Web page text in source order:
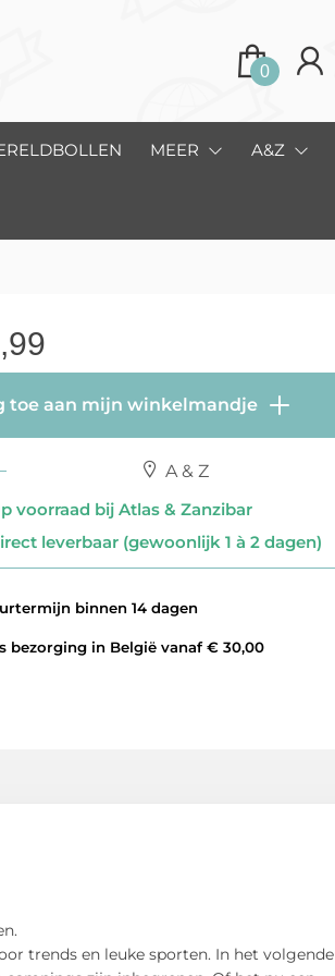
0
MEER A&Z
toe aan mijn winkelmandje
A & Z
voorraad bij Atlas & Zanzibar
leverbaar (gewoonlijk 1 à 2 dagen)
binnen 14 dagen
in België vanaf € 30,00
trends en leuke sporten. In het volgende